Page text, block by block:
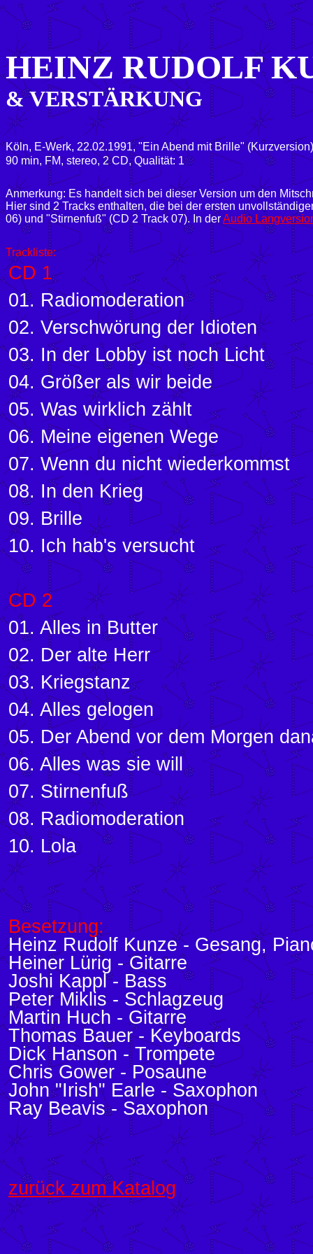
HEINZ RUDOLF
& VERSTÄRKUNG
Köln, E-Werk, 22.02.1991, "Ein Abend mit Brille" (Kurzversion)
90 min, FM, stereo, 2 CD, Qualität: 1
Anmerkung: Es handelt sich bei dieser Version um den
Hier sind 2 Tracks enthalten, die bei der ersten
06) und "Stirnenfuß" (CD 2 Track 07). In derAudio
Trackliste:
CD 1
01. Radiomoderation
02. Verschwörung der Idioten
03. In der Lobby ist noch Licht
04. Größer als wir beide
05. Was wirklich zählt
06. Meine eigenen Wege
07. Wenn du nicht wiederkommst
08. In den Krieg
09. Brille
10. Ich hab's versucht
CD 2
01. Alles in Butter
02. Der alte Herr
03. Kriegstanz
04. Alles gelogen
05. Der Abend vor dem Morgen
06. Alles was sie will
07. Stirnenfuß
08. Radiomoderation
10. Lola
Besetzung:
Heinz Rudolf Kunze - Gesang,
Heiner Lürig - Gitarre
Joshi Kappl - Bass
Peter Miklis - Schlagzeug
Martin Huch - Gitarre
Thomas Bauer - Keyboards
Dick Hanson - Trompete
Chris Gower - Posaune
John "Irish" Earle - Saxophon
Ray Beavis - Saxophon
zurück zum Katalog